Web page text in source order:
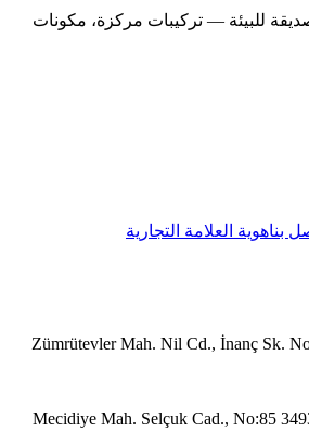
للبيئة — تركيبات مركزة، مكونات
بناهوية العلامة التجارية
Zümrütevler Mah. Nil Cd., İnanç Sk.
Mecidiye Mah. Selçuk Cad., No:85